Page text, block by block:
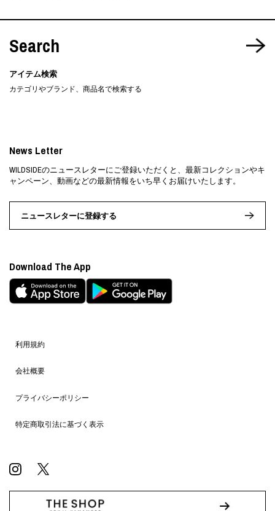
Search
アイテム検索
カテゴリやブランド、商品名で検索する
利用規約
会社概要
プライバシーポリシー
特定商取引法に基づく表示
News Letter
WILDSIDEのニュースレターにご登録いただくと、最新コレクションやキ
ャンペーン、動画などの最新情報をいち早くお届けいたします。
ニュースレターに登録する
Download The App